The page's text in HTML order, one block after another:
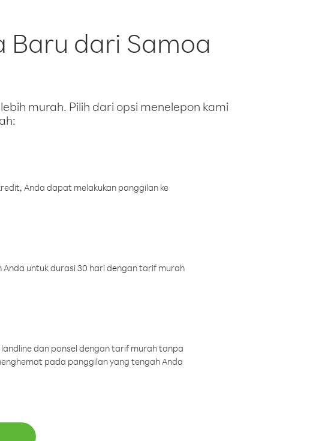
Baru dari Samoa
murah. Pilih dari opsi menelepon kami
Anda dapat melakukan panggilan ke
Anda untuk durasi 30 hari dengan tarif murah
dan ponsel dengan tarif murah tanpa
pada panggilan yang tengah Anda